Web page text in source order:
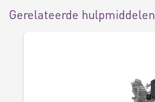
Gerelateerde hulpmiddelen